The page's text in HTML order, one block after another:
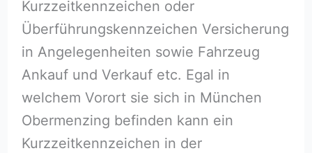
Kurzzeitkennzeichen oder
Überführungskennzeichen Versicherung
in Angelegenheiten sowie Fahrzeug
Ankauf und Verkauf etc. Egal in
welchem Vorort sie sich in München
Obermenzing befinden kann ein
Kurzzeitkennzeichen in der